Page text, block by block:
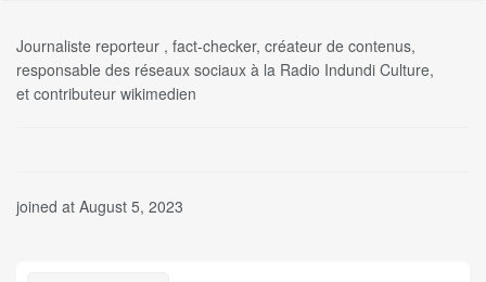
Journaliste reporteur , fact-checker, créateur de contenus,
responsable des réseaux sociaux à la Radio Indundi Culture,
et contributeur wikimedien
joined at August 5, 2023